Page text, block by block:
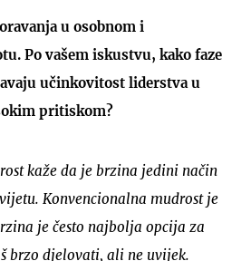
u osobnom i
Po vašem iskustvu, kako faze
učinkovitost liderstva u
pritiskom?
kaže da je brzina jedini način
Konvencionalna mudrost je
je često najbolja opcija za
brzo djelovati, ali ne uvijek.